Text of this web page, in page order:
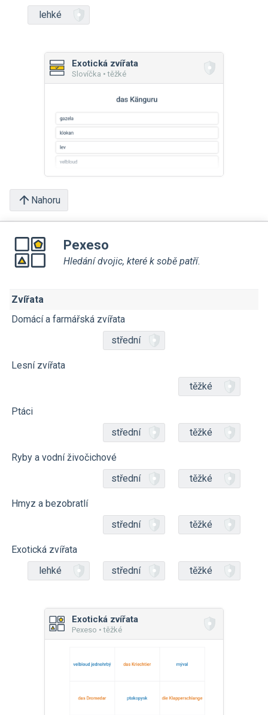
lehké
Exotická zvířata
Slovíčka • těžké
Nahoru
Pexeso
Hledání dvojic, které k sobě patří.
Zvířata
Domácí a farmářská zvířata
střední
Lesní zvířata
těžké
Ptáci
střední
těžké
Ryby a vodní živočichové
střední
těžké
Hmyz a bezobratlí
střední
těžké
Exotická zvířata
lehké
střední těžké
Exotická zvířata
Pexeso • těžké